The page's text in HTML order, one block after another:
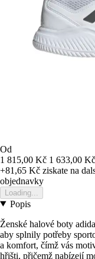
Od
1 815,00 Kč 1 633,00 Kč
+81,65 Kč ziskate na
objednavky
Loading...
Popis
Ženské halové boty
aby splnily potřeby
a komfort, čímž vás
hřišti, přičemž nabízejí